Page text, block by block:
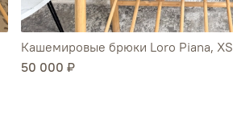
Кашемировые брюки Loro Piana, XS
50 000 ₽